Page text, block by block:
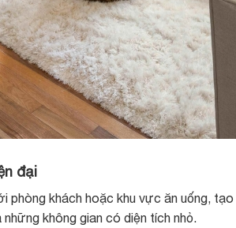
đại
khách hoặc khu vực ăn uống,
không gian có diện tích nhỏ.